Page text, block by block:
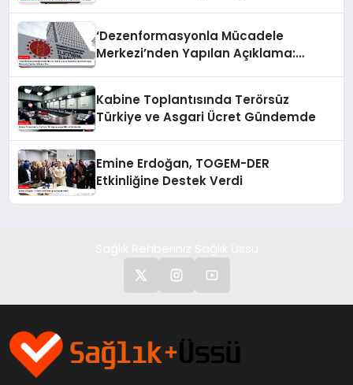
‘Dezenformasyonla Mücadele
Merkezi’nden Yapılan Açıklama:
Kabine Toplantısında Terörsüz
Türkiye ve Asgari Ücret Gündemde
Emine Erdoğan, TOGEM-DER
Etkinliğine Destek Verdi